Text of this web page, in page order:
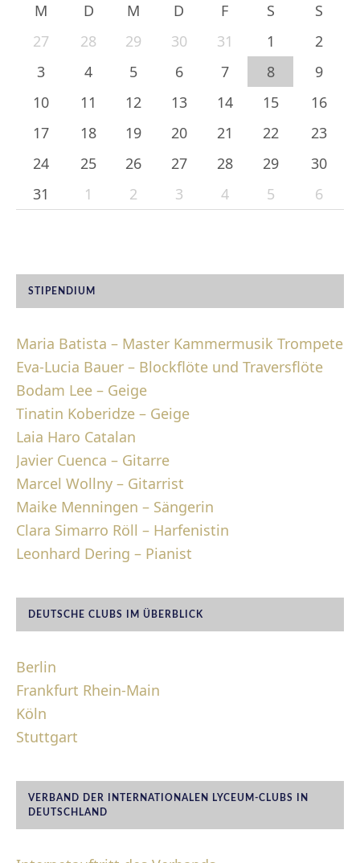
M D M D F S
S
27
28 29 30 31 1
2
3
4 5 6 7 8
9
10
11 12 13 14 15
16
17
18 19 20 21 22
23
24
25 26 27 28 29
30
31
1 2 3 4 5 6
STIPENDIUM
Maria Batista – Master Kammermusik Trompete
Eva-Lucia Bauer – Blockflöte und Traversflöte
Bodam Lee – Geige
Tinatin Koberidze – Geige
Laia Haro Catalan
Javier Cuenca – Gitarre
Marcel Wollny – Gitarrist
Maike Menningen – Sängerin
Clara Simarro Röll – Harfenistin
Leonhard Dering – Pianist
DEUTSCHE CLUBS IM ÜBERBLICK
Berlin
Frankfurt Rhein-Main
Köln
Stuttgart
VERBAND DER INTERNATIONALEN LYCEUM-CLUBS IN
DEUTSCHLAND